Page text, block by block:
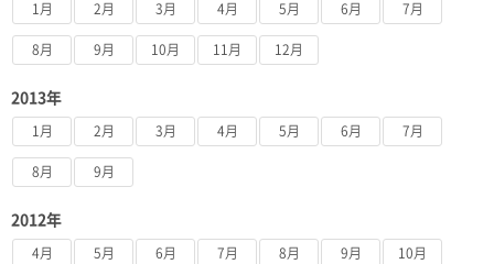
1月 2月 3月 4月 5月 6月 7月
8月 9月 10月 11月 12月
2013年
1月 2月 3月 4月 5月 6月 7月
8月 9月
2012年
4月 5月 6月 7月 8月 9月 10月